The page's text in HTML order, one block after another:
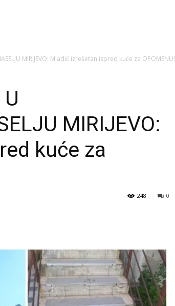
MIRIJEVO: Mladić izrešetan ispred kuće za OPOMENU!
MIRIJEVO:
kuće za
0
248